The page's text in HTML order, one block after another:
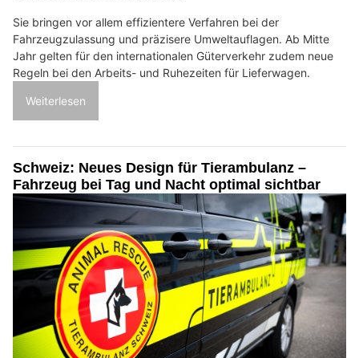
Sie bringen vor allem effizientere Verfahren bei der
Fahrzeugzulassung und präzisere Umweltauflagen. Ab Mitte
Jahr gelten für den internationalen Güterverkehr zudem neue
Regeln bei den Arbeits- und Ruhezeiten für Lieferwagen.
Weiterlesen
Schweiz: Neues Design für Tierambulanz –
Fahrzeug bei Tag und Nacht optimal sichtbar